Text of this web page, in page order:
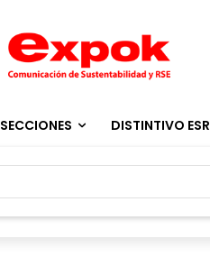
SECCIONES DISTINTIVO ESR